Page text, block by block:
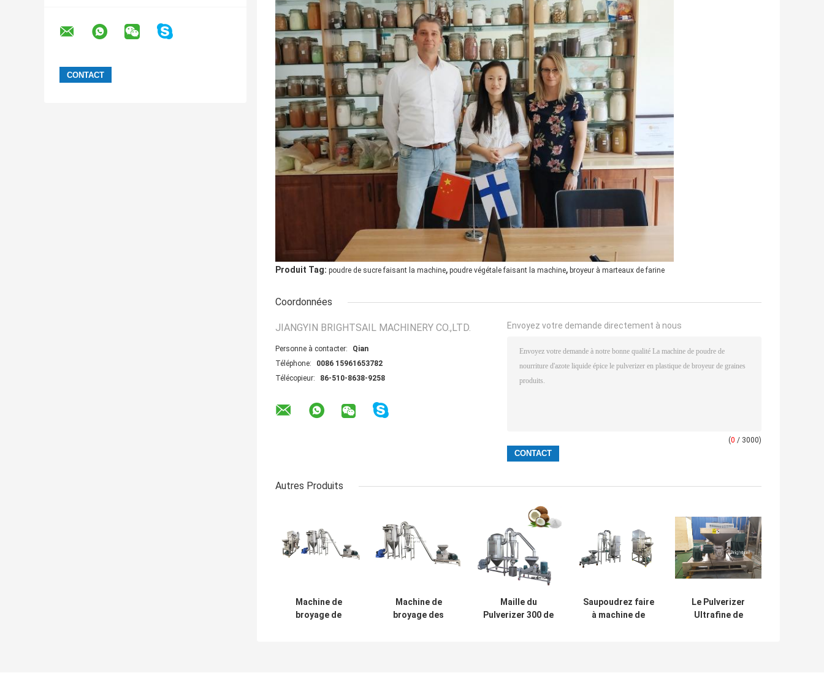
Produit Tag: poudre de sucre faisant la machine, poudre végétale faisant la machine, broyeur à marteaux de farine
Coordonnées
JIANGYIN BRIGHTSAIL MACHINERY CO.,LTD.
Personne à contacter:
Qian
Téléphone:
0086 15961653782
Télécopieur:
86-510-8638-9258
Envoyez votre demande directement à nous
(0 / 3000)
Autres Produits
Machine de
broyage de
Machine de
broyage des
Maille du
Pulverizer 300 de
Saupoudrez faire
à machine de
Le Pulverizer
Ultrafine de